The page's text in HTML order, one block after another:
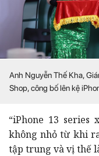
Anh Nguyễn Thế Kha,
Shop, công bố lên kệ
“iPhone 13
không nhỏ từ khi
tập trung và vị thế